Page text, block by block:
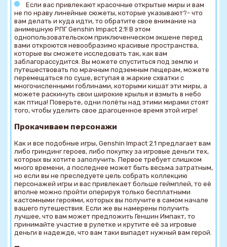
Если вас привлекают красочные открытые миры и вам
не по нраву линейные сюжеты, которые указывают?- что
вам делать и куда идти, то обратите свое внимание на
анимешную РПГ Genshin Impact 2.1! В этом
однопользовательском приключенческом экшене перед
вами откроются невообразимо красивые пространства,
которые вы сможете исследовать так, как вам
заблагорассудится. Вы можете спуститься под землю и
путешествовать по мрачным подземным пещерам, можете
перемещаться по суше, вступая в жаркие схватки с
многочисленными гоблинами, которыми кишат эти миры, а
можете раскинуть свои широкие крылья и взмыть в небо
как птица! Поверьте, одни полёты над этими мирами стоят
того, чтобы уделить свое драгоценное время этой игре!
Прокачиваем персонажи
Как и все подобные игры, Genshin Impact 2.1 предлагает вам
либо гриндинг героев, либо покупку за игровые деньги тех,
которых вы хотите заполучить. Первое требует слишком
много времени, а последнее может быть весьма затратным,
но если вы не преследуете цель собрать коллекцию
персонажей игры и вас привлекает больше геймплей, то её
вполне можно пройти оперируя только бесплатными
кастомными героями, которых вы получите в самом начале
вашего путешествия. Если же вы намерены получить
лучшее, что вам может предложить Геншин Импакт, то
принимайте участие в рулетке и крутите её за игровые
деньги в надежде, что вам таки выпадет нужный вам герой.